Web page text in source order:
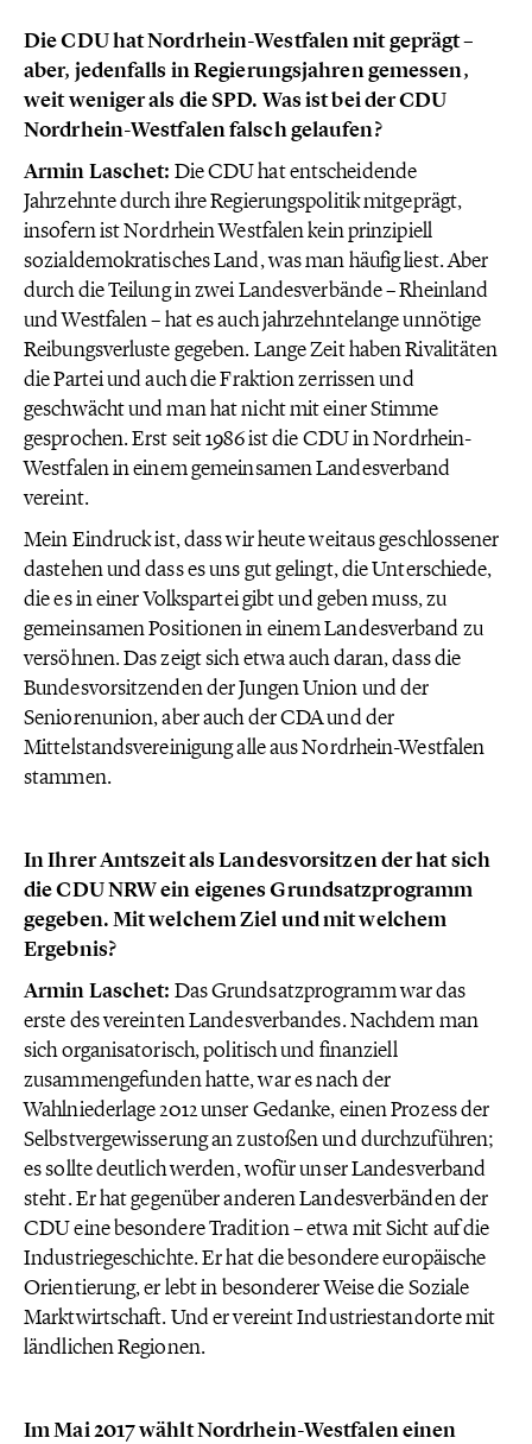
Die CDU hat Nordrhein-Westfalen mit geprägt –
aber, jedenfalls in Regierungsjahren gemessen,
weit weniger als die SPD. Was ist bei der CDU
Nordrhein-Westfalen falsch gelaufen?
Armin Laschet: Die CDU hat entscheidende
Jahrzehnte durch ihre Regierungspolitik mitgeprägt,
insofern ist Nordrhein Westfalen kein prinzipiell
sozialdemokratisches Land, was man häufig liest. Aber
durch die Teilung in zwei Landesverbände – Rheinland
und Westfalen – hat es auch jahrzehntelange unnötige
Reibungsverluste gegeben. Lange Zeit haben Rivalitäten
die Partei und auch die Fraktion zerrissen und
geschwächt und man hat nicht mit einer Stimme
gesprochen. Erst seit 1986 ist die CDU in Nordrhein-
Westfalen in einem gemeinsamen Landesverband
vereint.
Mein Eindruck ist, dass wir heute weitaus geschlossener
dastehen und dass es uns gut gelingt, die Unterschiede,
die es in einer Volkspartei gibt und geben muss, zu
gemeinsamen Positionen in einem Landesverband zu
versöhnen. Das zeigt sich etwa auch daran, dass die
Bundesvorsitzenden der Jungen Union und der
Seniorenunion, aber auch der CDA und der
Mittelstandsvereinigung alle aus Nordrhein-Westfalen
stammen.
In Ihrer Amtszeit als Landesvorsitzen der hat sich
die CDU NRW ein eigenes Grundsatzprogramm
gegeben. Mit welchem Ziel und mit welchem
Ergebnis?
Armin Laschet: Das Grundsatzprogramm war das
erste des vereinten Landesverbandes. Nachdem man
sich organisatorisch, politisch und finanziell
zusammengefunden hatte, war es nach der
Wahlniederlage 2012 unser Gedanke, einen Prozess der
Selbstvergewisserung an zustoßen und durchzuführen;
es sollte deutlich werden, wofür unser Landesverband
steht. Er hat gegenüber anderen Landesverbänden der
CDU eine besondere Tradition – etwa mit Sicht auf die
Industriegeschichte. Er hat die besondere europäische
Orientierung, er lebt in besonderer Weise die Soziale
Marktwirtschaft. Und er vereint Industriestandorte mit
ländlichen Regionen.
Im Mai 2017 wählt Nordrhein-Westfalen einen